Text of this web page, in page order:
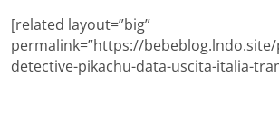
[related layout=”big”
permalink=”https://
detective-pikachu-data-uscita-italia-